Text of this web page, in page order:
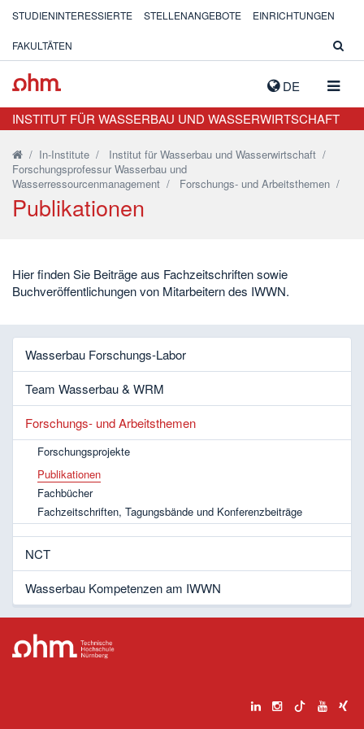
DE
STUDIENINTERESSIERTE STELLENANGEBOTE EINRICHTUNGEN
FAKULTÄTEN
INSTITUT FÜR WASSERBAU UND WASSERWIRTSCHAFT
/ In-Institute / Institut für Wasserbau und Wasserwirtschaft /
Forschungsprofessur Wasserbau und
Wasserressourcenmanagement / Forschungs- und Arbeitsthemen /
Publikationen
Hier finden Sie Beiträge aus Fachzeitschriften sowie
Buchveröffentlichungen von Mitarbeitern des IWWN.
Wasserbau Forschungs-Labor
Team Wasserbau & WRM
Forschungs- und Arbeitsthemen
Forschungsprojekte
Publikationen
Fachbücher
Fachzeitschriften, Tagungsbände und Konferenzbeiträge
NCT
Wasserbau Kompetenzen am IWWN